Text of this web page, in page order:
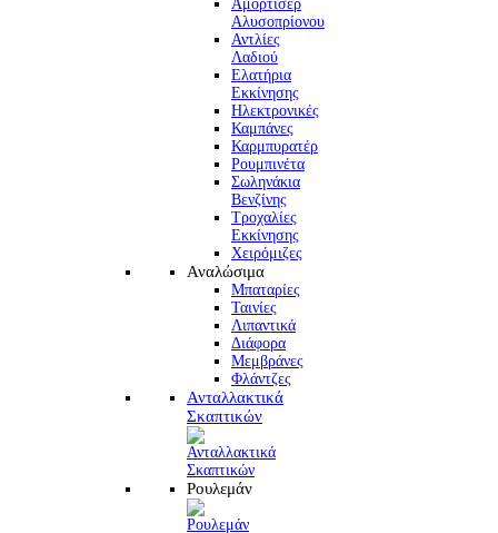
Αμορτισέρ
Αλυσοπρίονου
Αντλίες
Λαδιού
Ελατήρια
Εκκίνησης
Ηλεκτρονικές
Καμπάνες
Καρμπυρατέρ
Ρουμπινέτα
Σωληνάκια
Βενζίνης
Τροχαλίες
Εκκίνησης
Χειρόμιζες
Αναλώσιμα
Μπαταρίες
Ταινίες
Λιπαντικά
Διάφορα
Μεμβράνες
Φλάντζες
Ανταλλακτικά
Σκαπτικών
Ρουλεμάν